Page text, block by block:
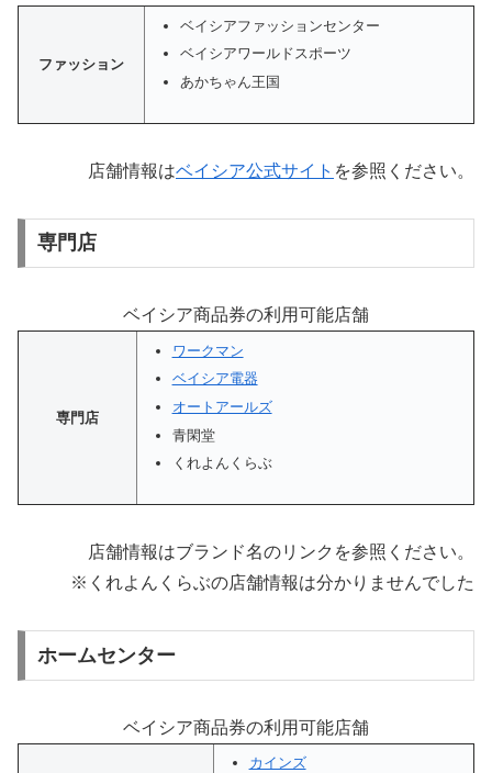
ファッション
ベイシアファッションセンター
ベイシアワールドスポーツ
あかちゃん王国
店舗情報はベイシア公式サイト を参照ください。
専門店
ベイシア商品券の利用可能店舗
専門店
ワークマン
ベイシア電器
オートアールズ
青閑堂
くれよんくらぶ
店舗情報はブランド名のリンクを参照ください。
※くれよんくらぶの店舗情報は分かりませんでした
ホームセンター
ベイシア商品券の利用可能店舗
カインズ